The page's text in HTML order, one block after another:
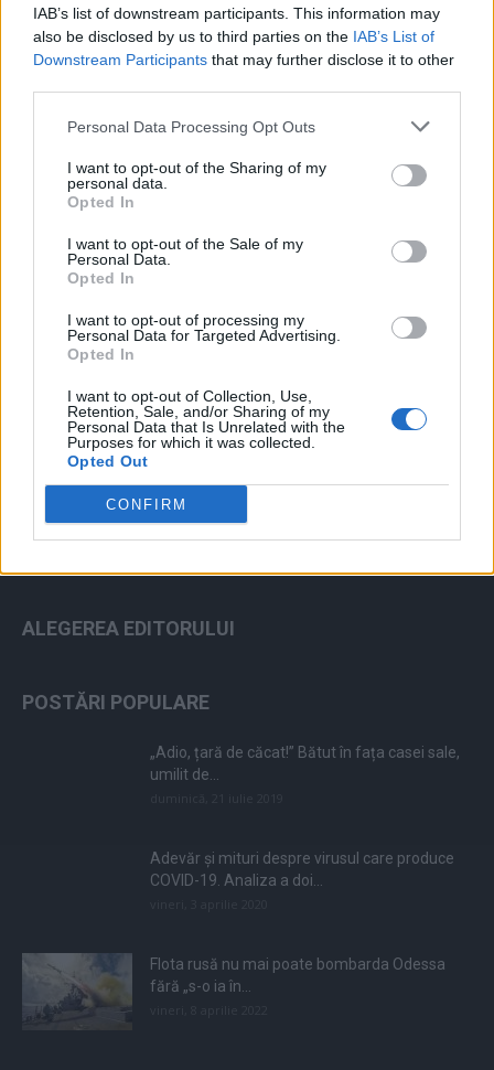
IAB’s list of downstream participants. This information may
also be disclosed by us to third parties on the IAB’s List of
Downstream Participants that may further disclose it to other
Personal Data Processing Opt Outs
I want to opt-out of the Sharing of my
personal data.
Opted In
I want to opt-out of the Sale of my
Personal Data.
Opted In
I want to opt-out of processing my
Personal Data for Targeted Advertising.
Opted In
I want to opt-out of Collection, Use,
Retention, Sale, and/or Sharing of my
Personal Data that Is Unrelated with the
Purposes for which it was collected.
Opted Out
CONFIRM
România pe Primul Loc (Ponta)
Altul
Arată rezultatele
Arhiva sondajelor
ad
ALEGEREA EDITORULUI
POSTĂRI POPULARE
„Adio, țară de căcat!” Bătut în fața casei sale,
umilit de...
Adevăr și mituri despre virusul care produce
COVID-19. Analiza a doi...
Flota rusă nu mai poate bombarda Odessa
fără „s-o ia în...